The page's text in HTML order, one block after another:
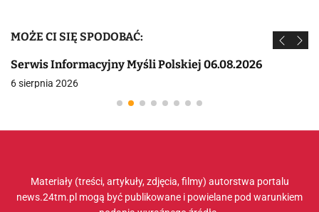
MOŻE CI SIĘ SPODOBAĆ:
Serwis Informacyjny Myśli Polskiej 06.08.2026
6 sierpnia 2026
Materiały (treści, artykuły, zdjęcia, filmy) autorstwa portalu
news.24tm.pl mogą być publikowane i powielane pod warunkiem